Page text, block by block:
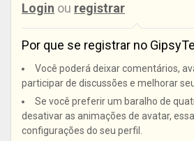
Login ou registrar
Por que se registrar no
Você poderá deixar comentários,
participar de discussões e melhorar
Se você preferir um baralho de
desativar as animações de avatar,
configurações do seu perfil.